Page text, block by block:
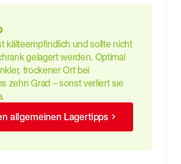
kälteempfindlich und sollte nicht
gelagert werden. Optimal
trockener Ort bei
zehn Grad – sonst verliert sie
allgemeinen Lagertipps